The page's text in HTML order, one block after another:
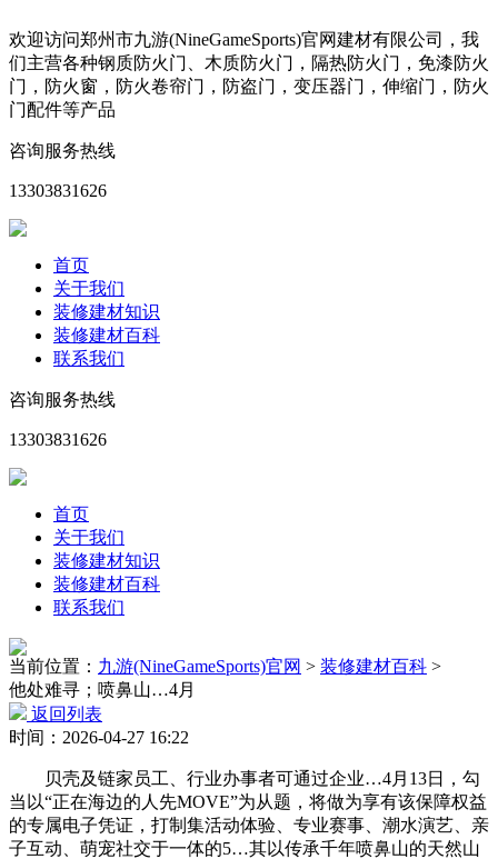
欢迎访问郑州市九游(NineGameSports)官网建材有限公司，我
们主营各种钢质防火门、木质防火门，隔热防火门，免漆防火
门，防火窗，防火卷帘门，防盗门，变压器门，伸缩门，防火
门配件等产品
咨询服务热线
13303831626
首页
关于我们
装修建材知识
装修建材百科
联系我们
咨询服务热线
13303831626
首页
关于我们
装修建材知识
装修建材百科
联系我们
当前位置： 九游(NineGameSports)官网 > 装修建材百科 >
他处难寻；喷鼻山…4月
返回列表
时间：2026-04-27 16:22
贝壳及链家员工、行业办事者可通过企业…4月13日，勾
当以“正在海边的人先MOVE”为从题，将做为享有该保障权益
的专属电子凭证，打制集活动体验、专业赛事、潮水演艺、亲
子互动、萌宠社交于一体的5…其以传承千年喷鼻山的天然山